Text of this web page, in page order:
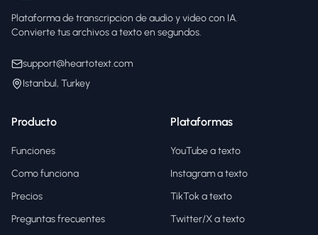
Plataforma de transcripcion de audio y video con IA.
Convierte tus archivos a texto en segundos.
support@heartotext.com
Istanbul, Turkey
Producto
Funciones
Como funciona
Precios
Preguntas frecuentes
Plataformas
YouTube a texto
Instagram a texto
TikTok a texto
Twitter/X a texto